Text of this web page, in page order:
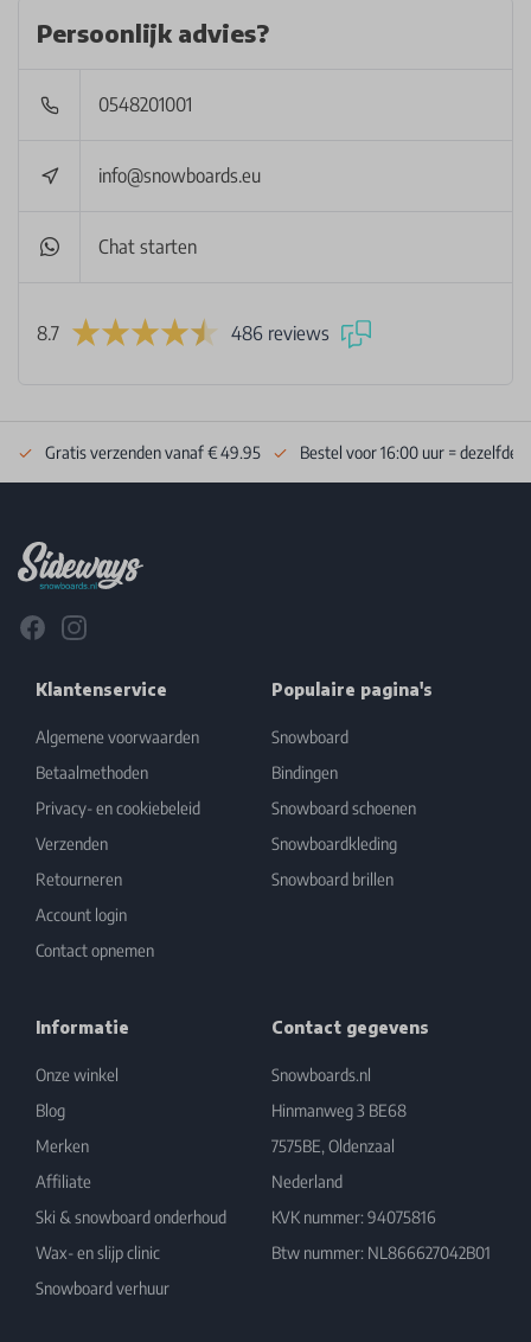
Persoonlijk advies?
0548201001
info@snowboards.eu
Chat starten
8.7 486 reviews
Gratis verzenden vanaf € 49.95 Bestel voor 16:00 uur = dezelfde
FacebookInstagram
Klantenservice
Algemene voorwaarden
Betaalmethoden
Privacy- en cookiebeleid
Verzenden
Retourneren
Account login
Contact opnemen
Populaire pagina's
Snowboard
Bindingen
Snowboard schoenen
Snowboardkleding
Snowboard brillen
Informatie
Onze winkel
Blog
Merken
Affiliate
Ski & snowboard onderhoud
Wax- en slijp clinic
Snowboard verhuur
Contact gegevens
Snowboards.nl
Hinmanweg 3 BE68
7575BE, Oldenzaal
Nederland
KVK nummer: 94075816
Btw nummer: NL866627042B01